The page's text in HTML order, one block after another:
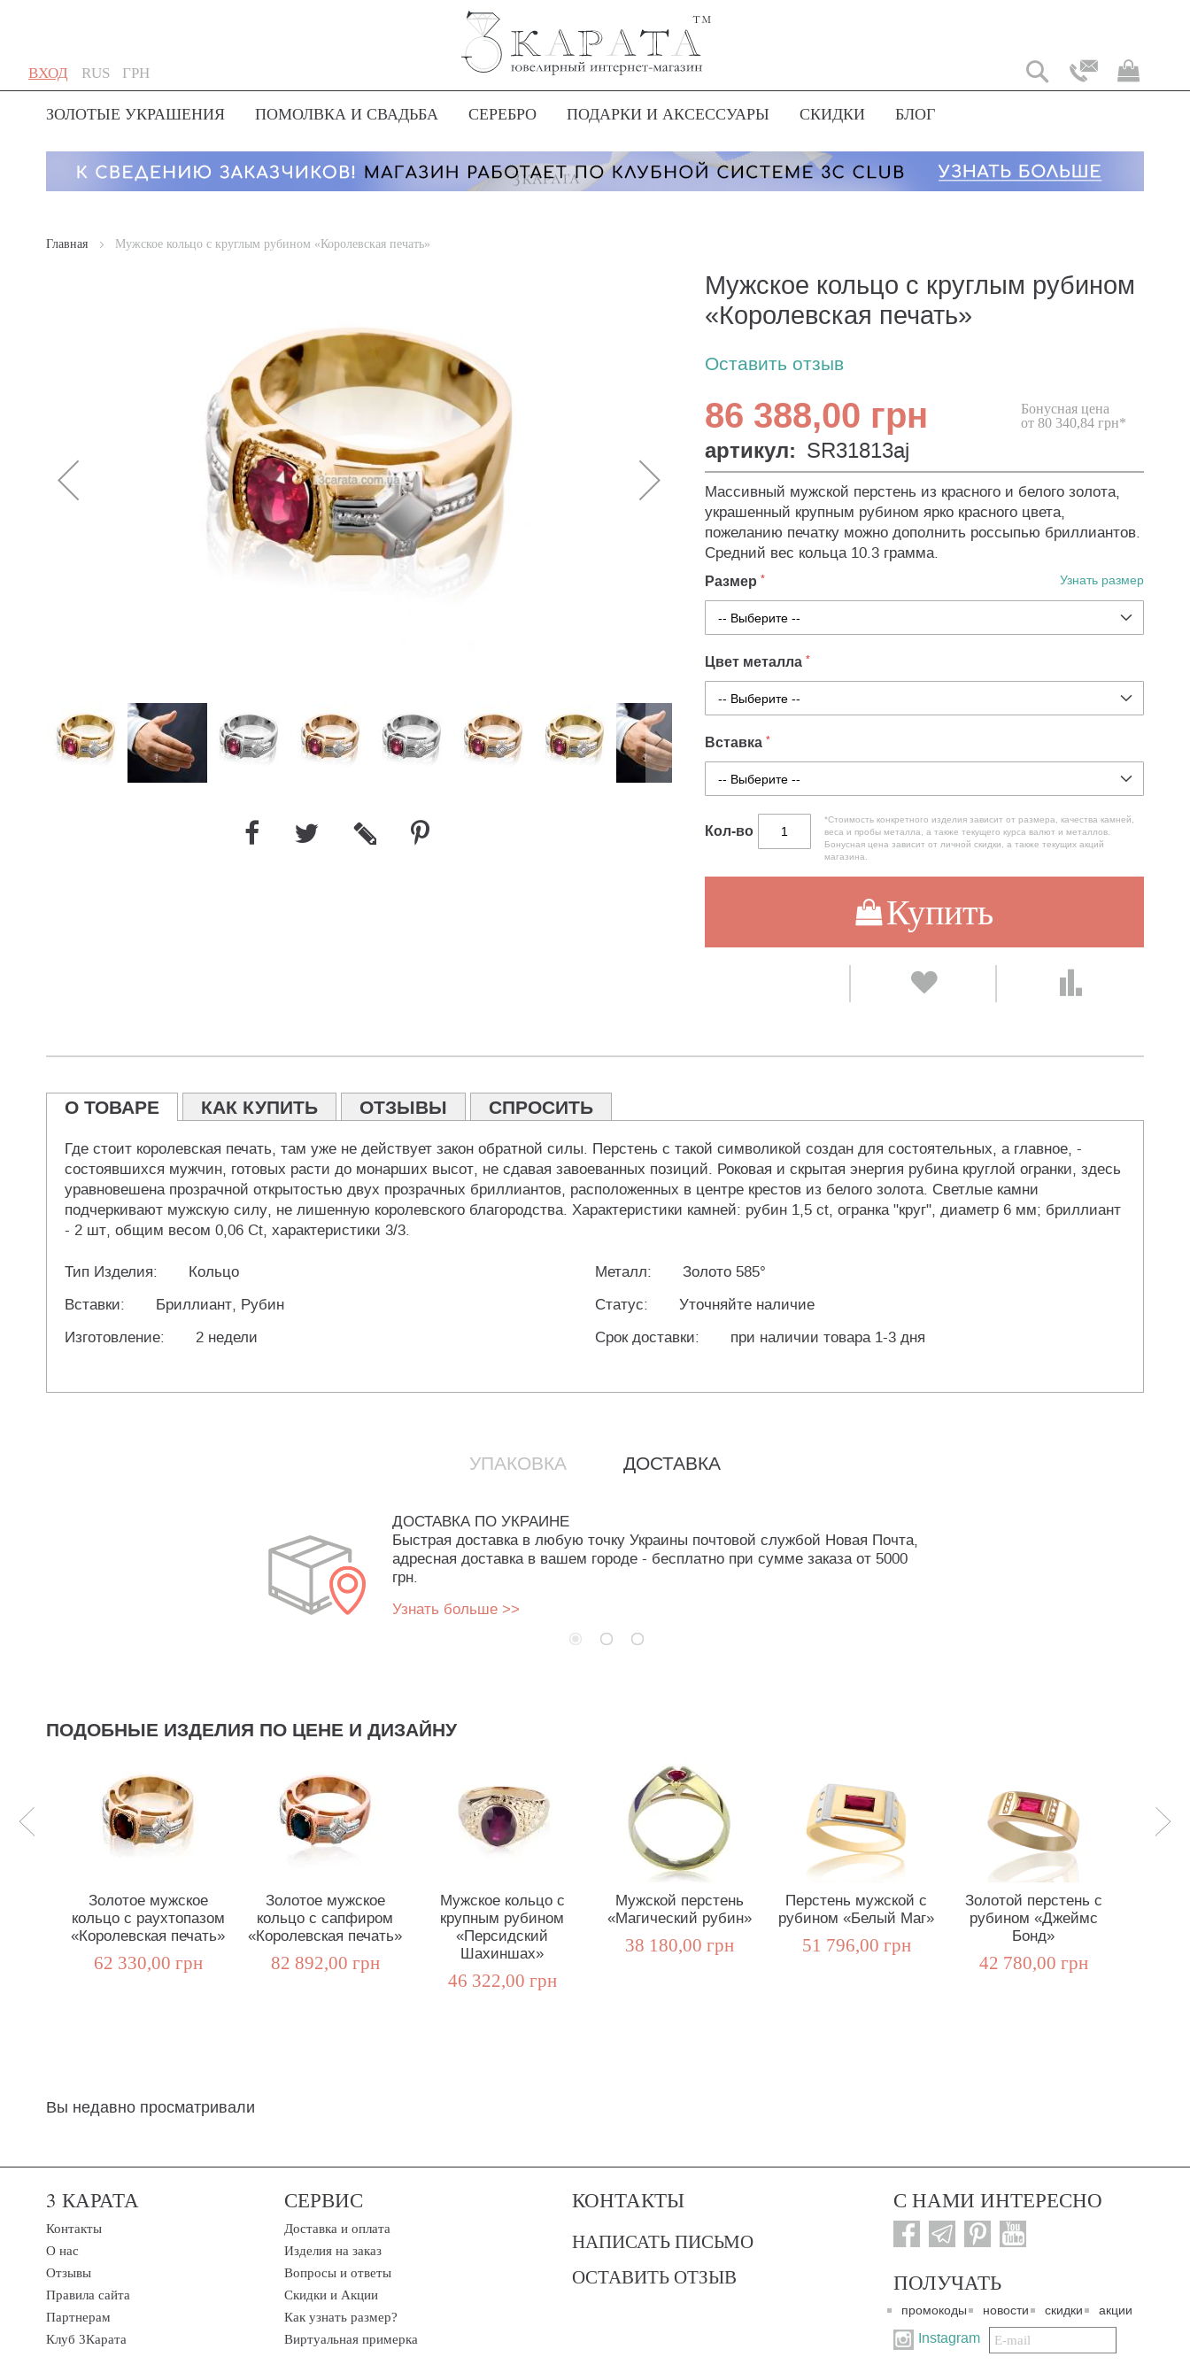
ВХОД
Skip
to
Content
Язык
RUS
Моя
Валюта
ГРН
ЗОЛОТЫЕ УКРАШЕНИЯ ПОМОЛВКА И СВАДЬБА СЕРЕБРО ПОДАРКИ И АКСЕССУАРЫ СКИДКИ БЛОГ
Главная Мужское кольцо с круглым рубином «Королевская печать»
Мужское кольцо с круглым рубином
«Королевская печать»
Оставить отзыв
86 388,00 грн
Бонусная цена
от 80 340,84 грн*
артикул: SR31813aj
Массивный мужской перстень из красного и белого золота,
украшенный крупным рубином ярко красного цвета,
пожеланию печатку можно дополнить россыпью бриллиантов.
Средний вес кольца 10.3 грамма.
Размер Узнать размер
Цвет металла
Вставка
Кол-во
*Стоимость конкретного изделия зависит от размера, качества камней,
веса и пробы металла, а также текущего курса валют и металлов.
Бонусная цена зависит от личной скидки, а также текущих акций
магазина.
Купить
О ТОВАРЕ КАК КУПИТЬ ОТЗЫВЫ СПРОСИТЬ
Где стоит королевская печать, там уже не действует закон обратной силы. Перстень с такой символикой создан для состоятельных, а главное, -
состоявшихся мужчин, готовых расти до монарших высот, не сдавая завоеванных позиций. Роковая и скрытая энергия рубина круглой огранки, здесь
уравновешена прозрачной открытостью двух прозрачных бриллиантов, расположенных в центре крестов из белого золота. Светлые камни
подчеркивают мужскую силу, не лишенную королевского благородства. Характеристики камней: рубин 1,5 ct, огранка "круг", диаметр 6 мм; бриллиант
- 2 шт, общим весом 0,06 Ct, характеристики 3/3.
Тип Изделия: Кольцо Металл:
Золото 585°
Вставки:
Бриллиант, Рубин Статус:
Уточняйте наличие
Изготовление:
2 недели Срок доставки: при наличии товара 1-3 дня
УПАКОВКА ДОСТАВКА
ДОСТАВКА ПО УКРАИНЕ
Быстрая доставка в любую точку Украины почтовой службой Новая Почта,
адресная доставка в вашем городе - бесплатно при сумме заказа от 5000
грн.
Узнать больше >>
ПОДОБНЫЕ ИЗДЕЛИЯ ПО ЦЕНЕ И ДИЗАЙНУ
Золотое мужское
кольцо с раухтопазом
«Королевская печать»
62 330,00 грн
Золотое мужское
кольцо с сапфиром
«Королевская печать»
82 892,00 грн
Мужское кольцо с
крупным рубином
«Персидский
Шахиншах»
46 322,00 грн
Мужской перстень
«Магический рубин»
38 180,00 грн
Перстень мужской с
рубином «Белый Маг»
51 796,00 грн
Золотой перстень с
рубином «Джеймс
Бонд»
42 780,00 грн
Вы недавно просматривали
3 КАРАТА
Контакты
О нас
Отзывы
Правила сайта
Партнерам
Клуб 3Карата
СЕРВИС
Доставка и оплата
Изделия на заказ
Вопросы и ответы
Скидки и Акции
Как узнать размер?
Виртуальная примерка
КОНТАКТЫ
НАПИСАТЬ ПИСЬМО
ОСТАВИТЬ ОТЗЫВ
С НАМИ ИНТЕРЕСНО
ПОЛУЧАТЬ
промокоды новости скидки акции
Instagram
Подписаться
на